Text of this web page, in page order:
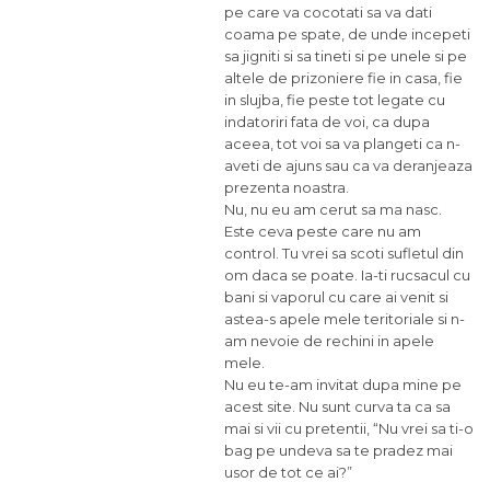
pe care va cocotati sa va dati
coama pe spate, de unde incepeti
sa jigniti si sa tineti si pe unele si pe
altele de prizoniere fie in casa, fie
in slujba, fie peste tot legate cu
indatoriri fata de voi, ca dupa
aceea, tot voi sa va plangeti ca n-
aveti de ajuns sau ca va deranjeaza
prezenta noastra.
Nu, nu eu am cerut sa ma nasc.
Este ceva peste care nu am
control. Tu vrei sa scoti sufletul din
om daca se poate. Ia-ti rucsacul cu
bani si vaporul cu care ai venit si
astea-s apele mele teritoriale si n-
am nevoie de rechini in apele
mele.
Nu eu te-am invitat dupa mine pe
acest site. Nu sunt curva ta ca sa
mai si vii cu pretentii, “Nu vrei sa ti-o
bag pe undeva sa te pradez mai
usor de tot ce ai?”